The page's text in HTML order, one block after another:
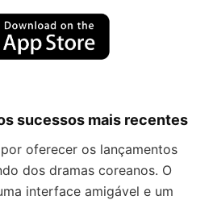
sucessos mais recentes
oferecer os lançamentos
dos dramas coreanos. O
interface amigável e um